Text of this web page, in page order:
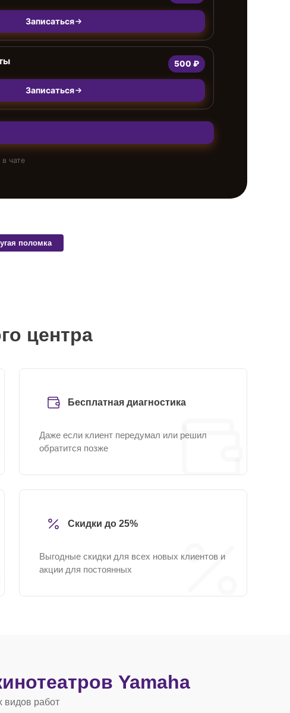
Записаться
500 ₽
Записаться
чате
поломка
центра
Бесплатная диагностика
Даже если клиент передумал или решил
обратится позже
Скидки до 25%
Выгодные скидки для всех новых клиентов и
акции для постоянных
Yamaha
видов работ